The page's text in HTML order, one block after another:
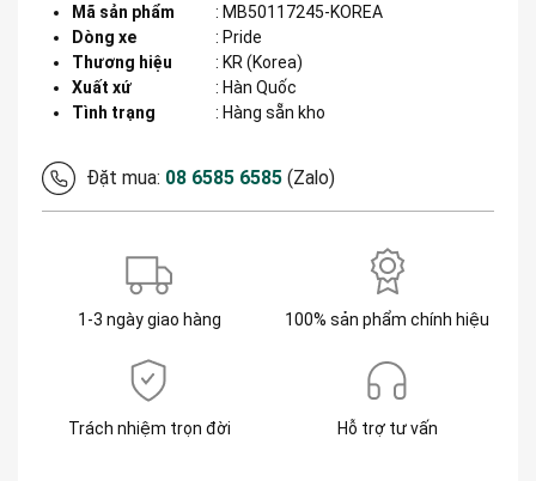
Mã sản phẩm : MB50117245-KOREA
Dòng xe
: Pride
Thương hiệu
: KR (Korea)
Xuất xứ
: Hàn Quốc
Tình trạng
: Hàng sẵn kho
Đặt mua: 08 6585 6585 (Zalo)
1-3 ngày giao hàng 100% sản phẩm chính hiệu
Trách nhiệm trọn đời Hỗ trợ tư vấn